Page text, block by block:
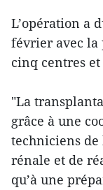
L’opération a
février avec la
cinq centres
"La
grâce à une
techniciens
rénale et de
qu’à une